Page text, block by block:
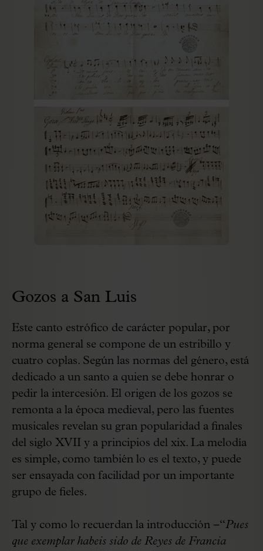
Gozos a San Luis
Este canto estrófico de carácter popular, por
norma general se compone de un estribillo y
cuatro coplas. Según las normas del género, está
dedicado a un santo a quien se debe honrar o
pedir la intercesión. El origen de los gozos se
remonta a la época medieval, pero las fuentes
musicales revelan su gran popularidad a finales
del siglo XVII y a principios del xix. La melodía
es simple, como también lo es el texto, y puede
ser ensayada con facilidad por un importante
grupo de fieles.
Tal y como lo recuerdan la introducción −“Pues
que exemplar habeis sido de Reyes de Francia